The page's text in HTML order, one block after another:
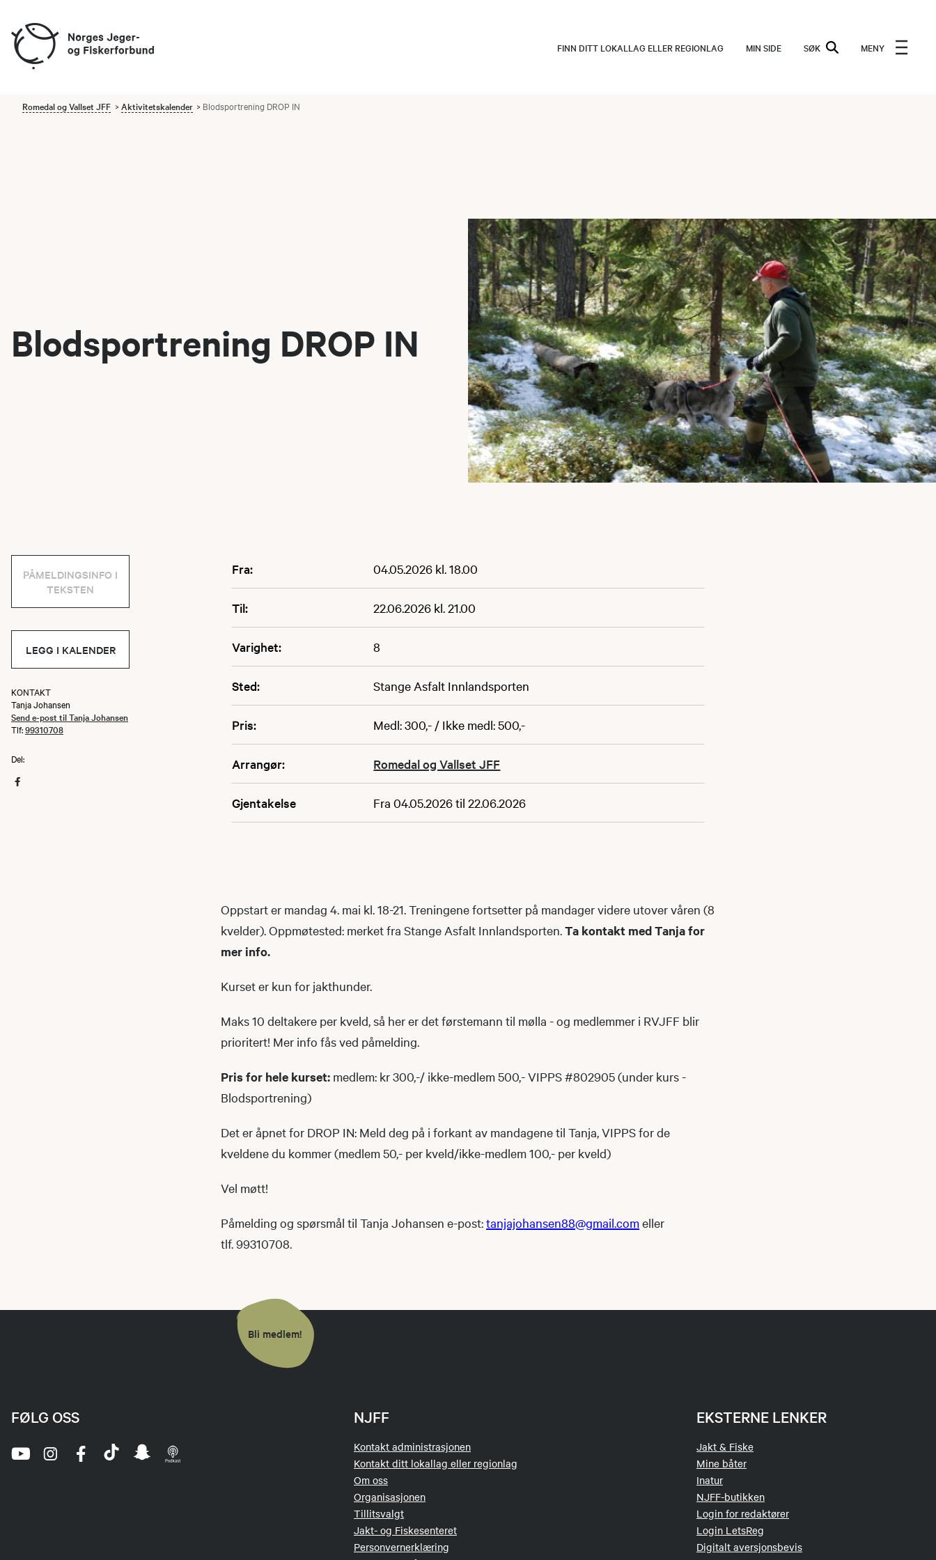
FINN DITT LOKALLAG ELLER REGIONLAG MIN SIDE SØK MENY
Romedal og Vallset JFF Aktivitetskalender Blodsportrening DROP IN
Blodsportrening DROP IN
Fra: 04.05.2026 kl. 18.00
Til: 22.06.2026 kl. 21.00
Varighet: 8
Sted: Stange Asfalt Innlandsporten
Pris: Medl: 300,- / Ikke medl: 500,-
Arrangør: Romedal og Vallset JFF
Gjentakelse Fra 04.05.2026 til 22.06.2026
PÅMELDINGSINFO I
TEKSTEN
LEGG I KALENDER
KONTAKT
Tanja Johansen
Send e-post til Tanja Johansen
Tlf:99310708
Del:
Oppstart er mandag 4. mai kl. 18-21. Treningene fortsetter på mandager videre utover våren (8
kvelder). Oppmøtested: merket fra Stange Asfalt Innlandsporten.Ta kontakt med Tanja for
mer info.
Kurset er kun for jakthunder.
Maks 10 deltakere per kveld, så her er det førstemann til mølla - og medlemmer i RVJFF blir
prioritert! Mer info fås ved påmelding.
Pris for hele kurset: medlem: kr 300,-/ ikke-medlem 500,- VIPPS #802905 (under kurs -
Blodsportrening)
Det er åpnet for DROP IN: Meld deg på i forkant av mandagene til Tanja, VIPPS for de
kveldene du kommer (medlem 50,- per kveld/ikke-medlem 100,- per kveld)
Vel møtt!​​​
Påmelding og spørsmål til Tanja Johansen e-post:tanjajohansen88@gmail.comeller
tlf. 99310708.
Bli medlem!
NJFF
Kontakt administrasjonen
Kontakt ditt lokallag eller regionlag
Om oss
Organisasjonen
Tillitsvalgt
Jakt- og Fiskesenteret
Personvernerklæring
EKSTERNE LENKER
Jakt & Fiske
Mine båter
Inatur
NJFF-butikken
Login for redaktører
Login LetsReg
Digitalt aversjonsbevis
FØLG OSS